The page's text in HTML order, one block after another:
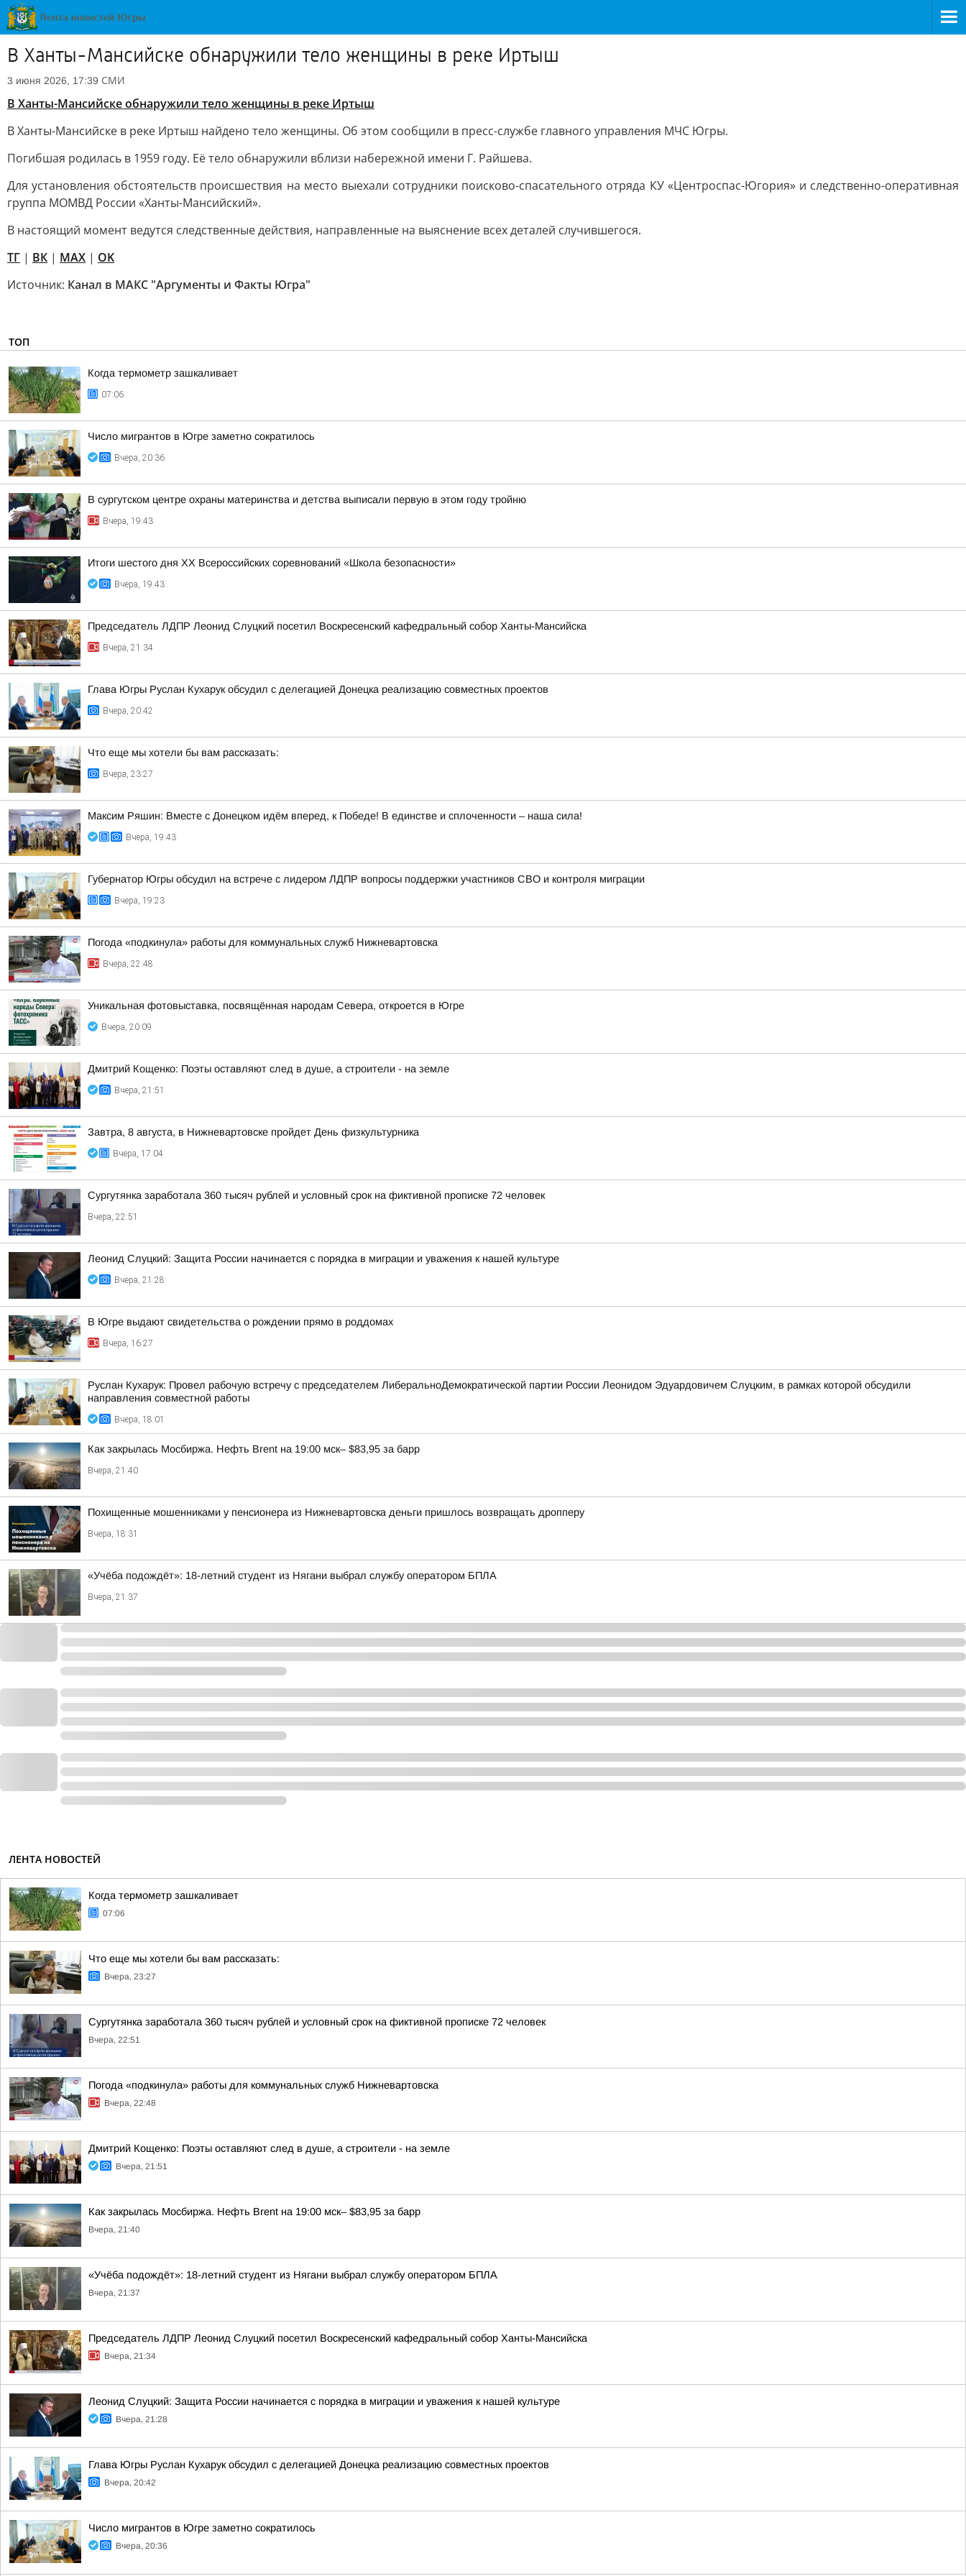
В Ханты-Мансийске обнаружили тело женщины в реке Иртыш
3 июня 2026, 17:39 СМИ
В Ханты-Мансийске обнаружили тело женщины в реке Иртыш
В Ханты-Мансийске в реке Иртыш найдено тело женщины. Об этом сообщили в пресс-службе главного управления МЧС Югры.
Погибшая родилась в 1959 году. Её тело обнаружили вблизи набережной имени Г. Райшева.
Для установления обстоятельств происшествия на место выехали сотрудники поисково-спасательного отряда КУ «Центроспас-Югория» и следственно-оперативная
группа МОМВД России «Ханты-Мансийский».
В настоящий момент ведутся следственные действия, направленные на выяснение всех деталей случившегося.
ТГ | ВК | MAX | OK
Источник: Канал в МАКС "Аргументы и Факты Югра"
ТОП
Когда термометр зашкаливает
07:06
Число мигрантов в Югре заметно сократилось
Вчера, 20:36
В сургутском центре охраны материнства и детства выписали первую в этом году тройню
Вчера, 19:43
Итоги шестого дня XX Всероссийских соревнований «Школа безопасности»
Вчера, 19:43
Председатель ЛДПР Леонид Слуцкий посетил Воскресенский кафедральный собор Ханты-Мансийска
Вчера, 21:34
Глава Югры Руслан Кухарук обсудил с делегацией Донецка реализацию совместных проектов
Вчера, 20:42
Что еще мы хотели бы вам рассказать:
Вчера, 23:27
Максим Ряшин: Вместе с Донецком идём вперед, к Победе! В единстве и сплоченности – наша сила!
Вчера, 19:43
Губернатор Югры обсудил на встрече с лидером ЛДПР вопросы поддержки участников СВО и контроля миграции
Вчера, 19:23
Погода «подкинула» работы для коммунальных служб Нижневартовска
Вчера, 22:48
Уникальная фотовыставка, посвящённая народам Севера, откроется в Югре
Вчера, 20:09
Дмитрий Кощенко: Поэты оставляют след в душе, а строители - на земле
Вчера, 21:51
Завтра, 8 августа, в Нижневартовске пройдет День физкультурника
Вчера, 17:04
Сургутянка заработала 360 тысяч рублей и условный срок на фиктивной прописке 72 человек
Вчера, 22:51
Леонид Слуцкий: Защита России начинается с порядка в миграции и уважения к нашей культуре
Вчера, 21:28
В Югре выдают свидетельства о рождении прямо в роддомах
Вчера, 16:27
Руслан Кухарук: Провел рабочую встречу с председателем ЛиберальноДемократической партии России Леонидом Эдуардовичем Слуцким, в рамках которой обсудили
направления совместной работы
Вчера, 18:01
Как закрылась Мосбиржа. Нефть Brent на 19:00 мск– $83,95 за барр
Вчера, 21:40
Похищенные мошенниками у пенсионера из Нижневартовска деньги пришлось возвращать дропперу
Вчера, 18:31
«Учёба подождёт»: 18-летний студент из Нягани выбрал службу оператором БПЛА
Вчера, 21:37
ЛЕНТА НОВОСТЕЙ
Когда термометр зашкаливает
07:06
Что еще мы хотели бы вам рассказать:
Вчера, 23:27
Сургутянка заработала 360 тысяч рублей и условный срок на фиктивной прописке 72 человек
Вчера, 22:51
Погода «подкинула» работы для коммунальных служб Нижневартовска
Вчера, 22:48
Дмитрий Кощенко: Поэты оставляют след в душе, а строители - на земле
Вчера, 21:51
Как закрылась Мосбиржа. Нефть Brent на 19:00 мск– $83,95 за барр
Вчера, 21:40
«Учёба подождёт»: 18-летний студент из Нягани выбрал службу оператором БПЛА
Вчера, 21:37
Председатель ЛДПР Леонид Слуцкий посетил Воскресенский кафедральный собор Ханты-Мансийска
Вчера, 21:34
Леонид Слуцкий: Защита России начинается с порядка в миграции и уважения к нашей культуре
Вчера, 21:28
Глава Югры Руслан Кухарук обсудил с делегацией Донецка реализацию совместных проектов
Вчера, 20:42
Число мигрантов в Югре заметно сократилось
Вчера, 20:36